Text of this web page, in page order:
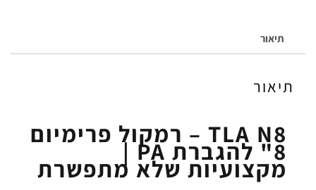
תיאור
תיאור
TLA N8 – רמקול פרימיום
8" להגברת PA |
מקצועיות שלא מתפשרת